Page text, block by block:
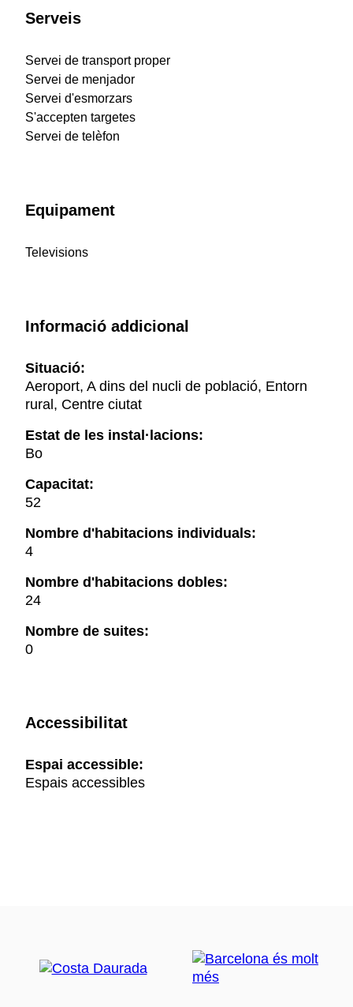
Serveis
Servei de transport proper
Servei de menjador
Servei d'esmorzars
S'accepten targetes
Servei de telèfon
Equipament
Televisions
Informació addicional
Situació:
Aeroport, A dins del nucli de població, Entorn
rural, Centre ciutat
Estat de les instal·lacions:
Bo
Capacitat:
52
Nombre d'habitacions individuals:
4
Nombre d'habitacions dobles:
24
Nombre de suites:
0
Accessibilitat
Espai accessible:
Espais accessibles